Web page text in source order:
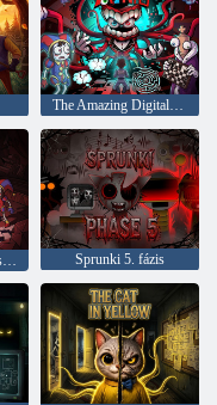
The Amazing Digital Circus Mind Games
A csodálatos digitális cirkusz Sprunki 5. fázis